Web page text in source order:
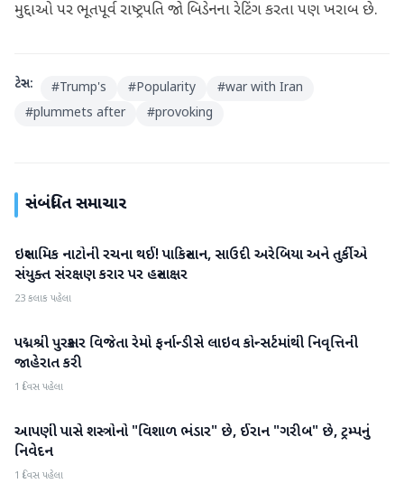
મુદ્દાઓ પર ભૂતપૂર્વ રાષ્ટ્રપતિ જો બિડેનના રેટિંગ કરતા પણ ખરાબ છે.
ટેગ્સ: #Trump's #Popularity #war with Iran
#plummets after #provoking
સંબંધિત સમાચાર
આંતરરાષ્ટ્રીય
ઇસ્લામિક નાટોની રચના થઈ! પાકિસ્તાન, સાઉદી અરેબિયા અને તુર્કીએ
સંયુક્ત સંરક્ષણ કરાર પર હસ્તાક્ષર
23 કલાક પહેલા
આંતરરાષ્ટ્રીય
પદ્મશ્રી પુરસ્કાર વિજેતા રેમો ફર્નાન્ડીસે લાઇવ કોન્સર્ટમાંથી નિવૃત્તિની
જાહેરાત કરી
1 દિવસ પહેલા
આંતરરાષ્ટ્રીય
આપણી પાસે શસ્ત્રોનો "વિશાળ ભંડાર" છે, ઈરાન "ગરીબ" છે, ટ્રમ્પનું
નિવેદન
1 દિવસ પહેલા